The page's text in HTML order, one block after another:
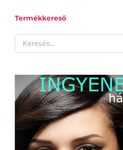
Termékkereső